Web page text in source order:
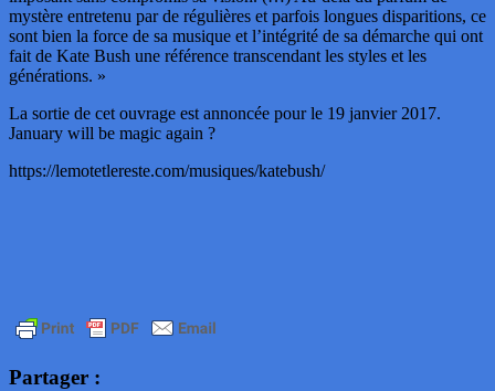
mystère entretenu par de régulières et parfois longues disparitions, ce
sont bien la force de sa musique et l’intégrité de sa démarche qui ont
fait de Kate Bush une référence transcendant les styles et les
générations. »
La sortie de cet ouvrage est annoncée pour le 19 janvier 2017.
January will be magic again ?
https://lemotetlereste.com/musiques/katebush/
Partager :